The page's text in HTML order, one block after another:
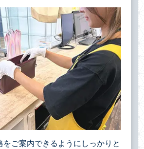
をご案内できるようにしっかりと